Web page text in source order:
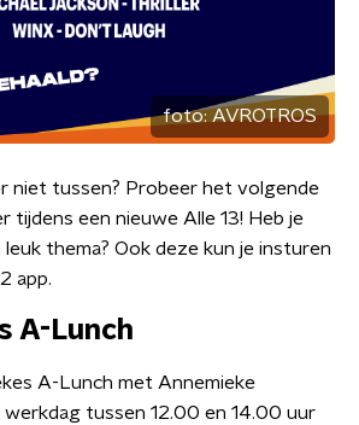
foto: AVROTROS
niet tussen? Probeer het volgende
tijdens een nieuwe Alle 13! Heb je
thema? Ook deze kun je insturen
app.
A-Lunch
A-Lunch met Annemieke
werkdag tussen 12.00 en 14.00 uur